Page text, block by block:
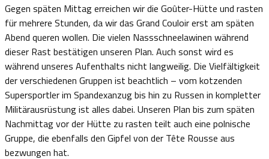
Gegen späten Mittag erreichen wir die Goûter-Hütte und rasten
für mehrere Stunden, da wir das Grand Couloir erst am späten
Abend queren wollen. Die vielen Nassschneelawinen während
dieser Rast bestätigen unseren Plan. Auch sonst wird es
während unseres Aufenthalts nicht langweilig. Die Vielfältigkeit
der verschiedenen Gruppen ist beachtlich – vom kotzenden
Supersportler im Spandexanzug bis hin zu Russen in kompletter
Militärausrüstung ist alles dabei. Unseren Plan bis zum späten
Nachmittag vor der Hütte zu rasten teilt auch eine polnische
Gruppe, die ebenfalls den Gipfel von der Tête Rousse aus
bezwungen hat.